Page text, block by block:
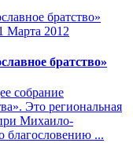
Марта 2012
братство»
собрание
Это региональная
Михаило-
благословению ...